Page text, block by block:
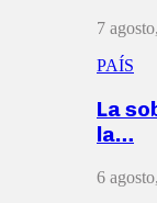
7
PAÍS
La
la…
6